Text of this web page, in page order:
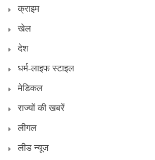
क्राइम
खेल
देश
धर्म-लाइफ स्टाइल
मेडिकल
राज्यों की खबरें
लीगल
लीड न्यूज